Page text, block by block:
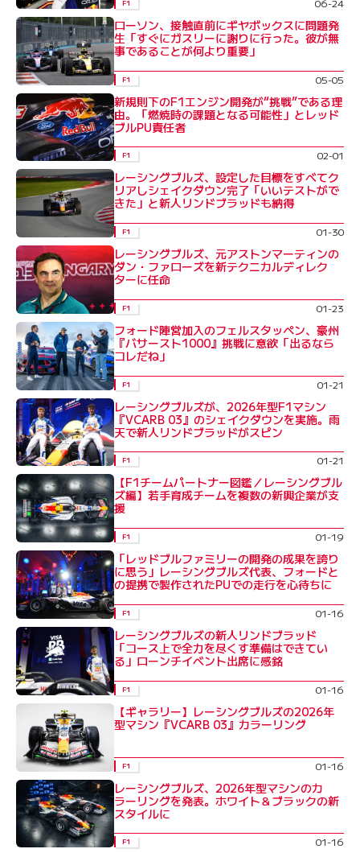
F1
ローソン、接触直前にギヤボックスに問題発
生「すぐにガスリーに謝りに行った。彼が無
事であることが何より重要」
F1 05-05
新規則下のF1エンジン開発が“挑戦”である理
由。「燃焼時の課題となる可能性」とレッド
ブルPU責任者
F1 02-01
レーシングブルズ、設定した目標をすべてク
リアしシェイクダウン完了「いいテストがで
きた」と新人リンドブラッドも納得
F1 01-30
レーシングブルズ、元アストンマーティンの
ダン・ファローズを新テクニカルディレク
ターに任命
F1 01-23
フォード陣営加入のフェルスタッペン、豪州
『バサースト1000』挑戦に意欲「出るなら
コレだね」
F1 01-21
レーシングブルズが、2026年型F1マシン
『VCARB 03』のシェイクダウンを実施。雨
天で新人リンドブラッドがスピン
F1 01-21
【F1チームパートナー図鑑／レーシングブル
ズ編】若手育成チームを複数の新興企業が支
援
F1 01-19
「レッドブルファミリーの開発の成果を誇り
に思う」レーシングブルズ代表、フォードと
の提携で製作されたPUでの走行を心待ちに
F1 01-16
レーシングブルズの新人リンドブラッド
「コース上で全力を尽くす準備はできてい
る」ローンチイベント出席に感銘
F1 01-16
【ギャラリー】レーシングブルズの2026年
型マシン『VCARB 03』カラーリング
F1 01-16
レーシングブルズ、2026年型マシンのカ
ラーリングを発表。ホワイト＆ブラックの新
スタイルに
F1 01-16